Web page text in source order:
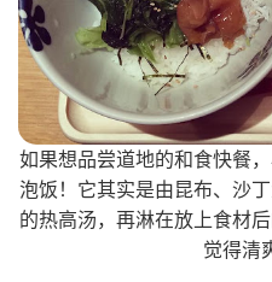
如果想品尝道地的和食快餐
泡饭！它其实是由昆布、沙
的热高汤，再淋在放上食材
觉得清